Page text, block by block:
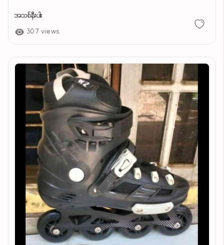
အသစ်နီးပါး
307 views